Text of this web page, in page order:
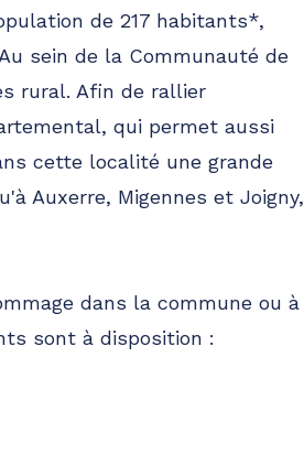
de 217 habitants*,
sein de la Communauté de
rural. Afin de rallier
qui permet aussi
cette localité une grande
Auxerre, Migennes et Joigny,
dans la commune ou à
sont à disposition :